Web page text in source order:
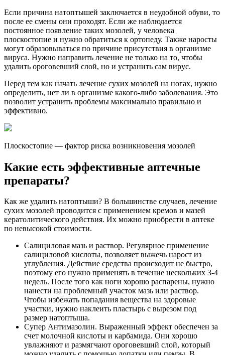
Если причина натоптышей заключается в неудобной обуви, то
после ее смены они проходят. Если же наблюдается
постоянное появление таких мозолей, у человека
плоскостопие и нужно обратиться к ортопеду. Также наросты
могут образовываться по причине присутствия в организме
вируса. Нужно направить лечение не только на то, чтобы
удалить ороговевший слой, но и устранить сам вирус.
Перед тем как начать лечение сухих мозолей на ногах, нужно
определить, нет ли в организме какого-либо заболевания. Это
позволит устранить проблемы максимально правильно и
эффективно.
Плоскостопие — фактор риска возникновения мозолей
Какие есть эффективные аптечные
препараты?
Как же удалить натоптыши? В большинстве случаев, лечение
сухих мозолей проводится с применением кремов и мазей
кератолитического действия. Их можно приобрести в аптеке
по невысокой стоимости.
Салициловая мазь и раствор. Регулярное применение
салициловой кислоты, позволяет выжечь нарост из
углубления. Действие средства происходит не быстро,
поэтому его нужно применять в течение нескольких 3-4
недель. После того как ноги хорошо распарены, нужно
нанести на проблемный участок мазь или раствор.
Чтобы избежать попадания вещества на здоровые
участки, нужно наклеить пластырь с вырезом под
размер натоптыша.
Супер Антимазолин. Выраженный эффект обеспечен за
счет молочной кислоты и карбамида. Они хорошо
увлажняют и размягчают ороговевший слой, который